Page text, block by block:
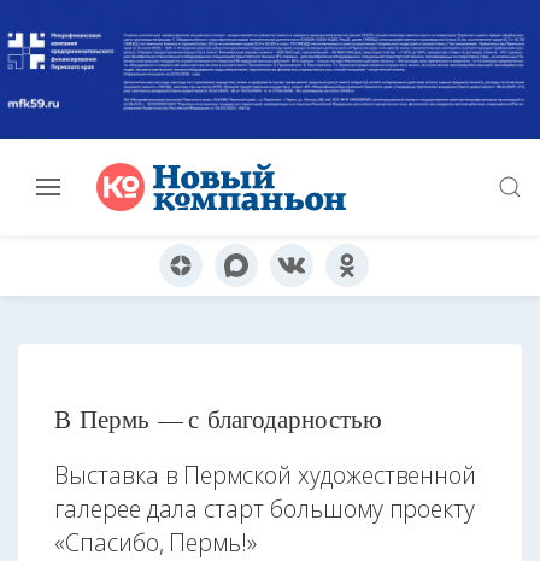
В Пермь — с благодарностью
Выставка в Пермской художественной
галерее дала старт большому проекту
«Спасибо, Пермь!»